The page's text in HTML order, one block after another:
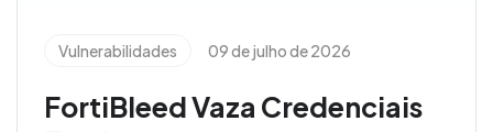
Vulnerabilidades 09 de julho de 2026
FortiBleed Vaza Credenciais